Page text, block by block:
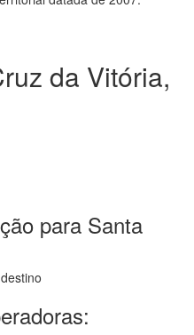
da Vitória,
para Santa